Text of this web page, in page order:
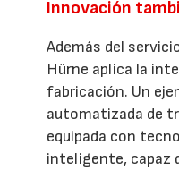
Innovación
Además del
Hürne aplica la
fabricación. Un
automatizada de
equipada con
inteligente, capaz